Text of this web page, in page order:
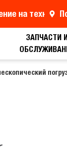
на технику
ЗАПЧАСТИ И
Поиск дилера